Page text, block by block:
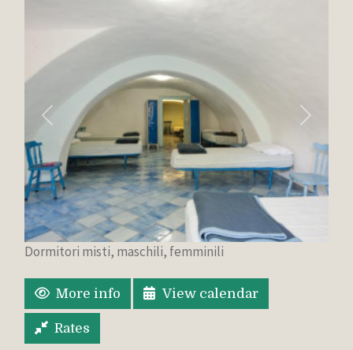
Previous Next
Dormitori misti, maschili, femminili
More info View calendar
Rates